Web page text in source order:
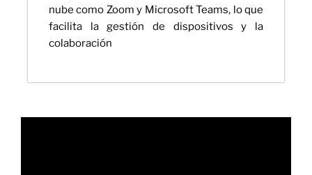
nube como Zoom y Microsoft Teams, lo que
facilita la gestión de dispositivos y la
colaboración